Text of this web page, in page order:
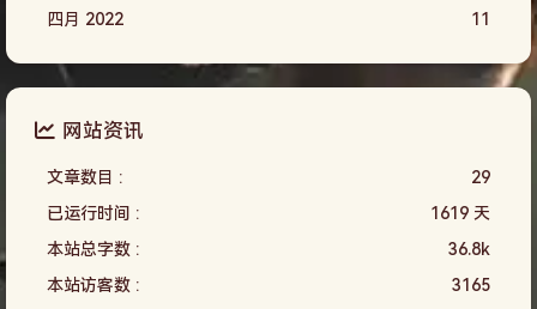
四月 2022 11
网站资讯
文章数目 :
29
已运行时间 :
1619 天
本站总字数 :
36.8k
本站访客数 :
3165